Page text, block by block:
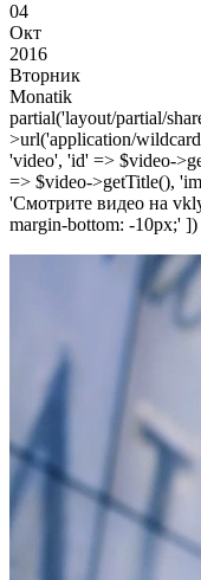
04
Окт
2016
Вторник
Monatik
partial('layout/partial/
>url('application/
'video', 'id' => $video-
=> $video->getTitle(),
'Смотрите видео на
margin-bottom: -10px;'